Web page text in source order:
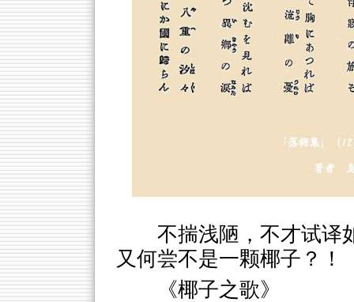
不揣浅陋，不才试
又何尝不是一颗椰子？！
《椰子之歌》